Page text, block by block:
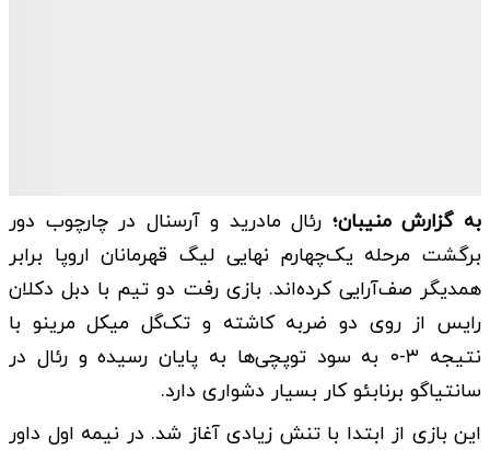
به گزارش منیبان؛ رئال مادرید و آرسنال در چارچوب دور
برگشت مرحله یک‌چهارم نهایی لیگ قهرمانان اروپا برابر
همدیگر صف‌آرایی کرده‌اند. بازی رفت دو تیم با دبل دکلان
رایس از روی دو ضربه کاشته و تک‌گل میکل مرینو با
نتیجه ۳-۰ به سود توپچی‌ها به پایان رسیده و رئال در
سانتیاگو برنابئو کار بسیار دشواری دارد.
این بازی از ابتدا با تنش زیادی آغاز شد. در نیمه اول داور